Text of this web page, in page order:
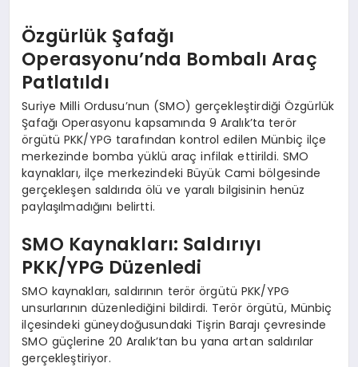
Özgürlük Şafağı
Operasyonu’nda Bombalı Araç
Patlatıldı
Suriye Milli Ordusu’nun (SMO) gerçekleştirdiği Özgürlük
Şafağı Operasyonu kapsamında 9 Aralık’ta terör
örgütü PKK/YPG tarafından kontrol edilen Münbiç ilçe
merkezinde bomba yüklü araç infilak ettirildi. SMO
kaynakları, ilçe merkezindeki Büyük Cami bölgesinde
gerçekleşen saldırıda ölü ve yaralı bilgisinin henüz
paylaşılmadığını belirtti.
SMO Kaynakları: Saldırıyı
PKK/YPG Düzenledi
SMO kaynakları, saldırının terör örgütü PKK/YPG
unsurlarının düzenlediğini bildirdi. Terör örgütü, Münbiç
ilçesindeki güneydoğusundaki Tişrin Barajı çevresinde
SMO güçlerine 20 Aralık’tan bu yana artan saldırılar
gerçekleştiriyor.